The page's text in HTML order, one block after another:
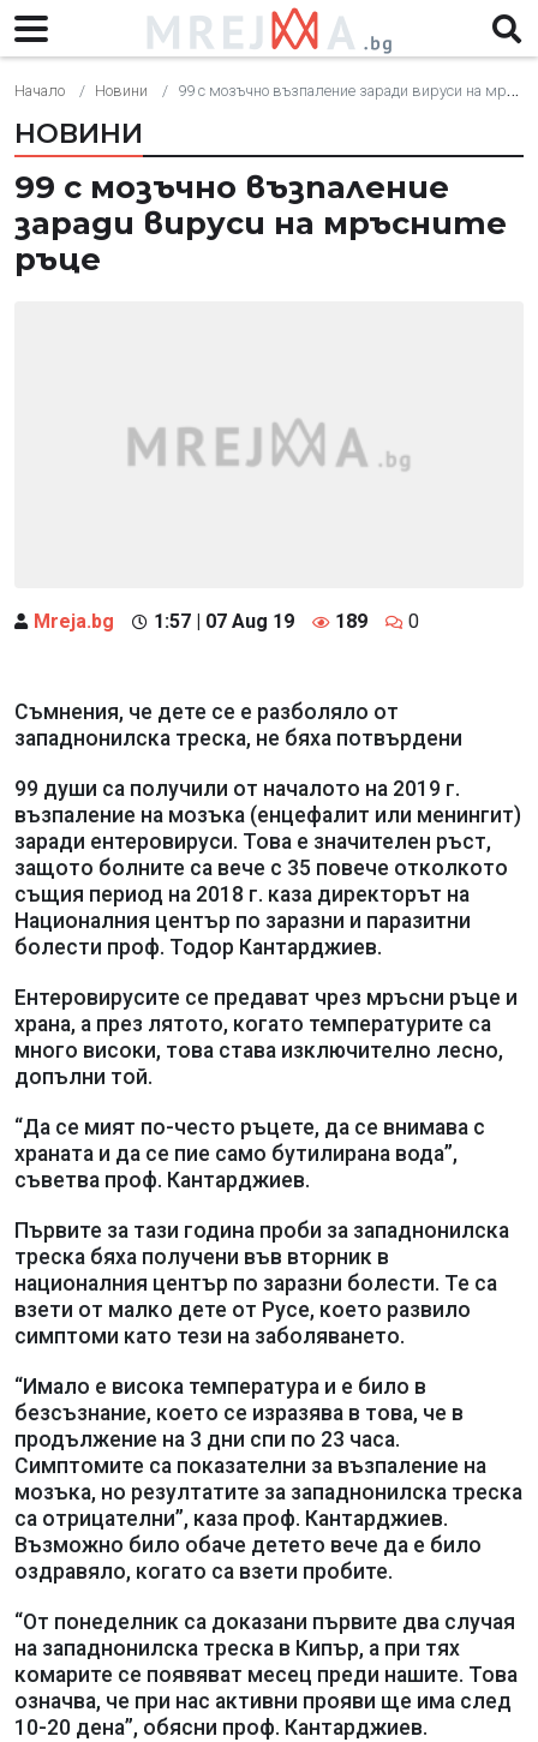
Начало Новини 99 с мозъчно възпаление заради вируси на мръсните ръце
НОВИНИ
99 с мозъчно възпаление
заради вируси на мръсните
ръце
Mreja.bg 1:57 | 07 Aug 19 189 0
Съмнения, че дете се е разболяло от
западнонилска треска, не бяха потвърдени
99 души са получили от началото на 2019 г.
възпаление на мозъка (енцефалит или менингит)
заради ентеровируси. Това е значителен ръст,
защото болните са вече с 35 повече отколкото
същия период на 2018 г. каза директорът на
Националния център по заразни и паразитни
болести проф. Тодор Кантарджиев.
Ентеровирусите се предават чрез мръсни ръце и
храна, а през лятото, когато температурите са
много високи, това става изключително лесно,
допълни той.
“Да се мият по-често ръцете, да се внимава с
храната и да се пие само бутилирана вода”,
съветва проф. Кантарджиев.
Първите за тази година проби за западнонилска
треска бяха получени във вторник в
националния център по заразни болести. Те са
взети от малко дете от Русе, което развило
симптоми като тези на заболяването.
“Имало е висока температура и е било в
безсъзнание, което се изразява в това, че в
продължение на 3 дни спи по 23 часа.
Симптомите са показателни за възпаление на
мозъка, но резултатите за западнонилска треска
са отрицателни”, каза проф. Кантарджиев.
Възможно било обаче детето вече да е било
оздравяло, когато са взети пробите.
“От понеделник са доказани първите два случая
на западнонилска треска в Кипър, а при тях
комарите се появяват месец преди нашите. Това
означва, че при нас активни прояви ще има след
10-20 дена”, обясни проф. Кантарджиев.